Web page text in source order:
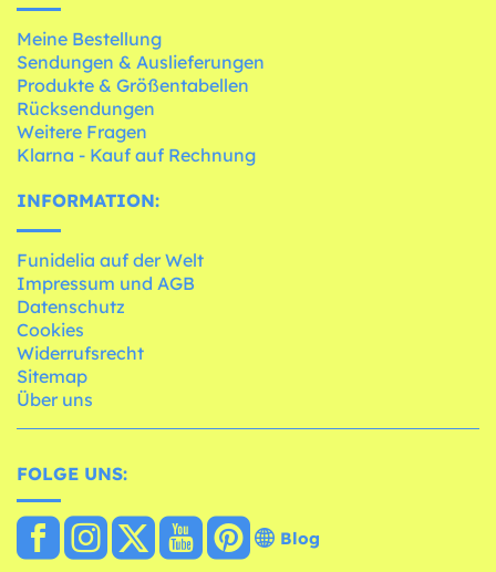
Meine Bestellung
Sendungen & Auslieferungen
Produkte & Größentabellen
Rücksendungen
Weitere Fragen
Klarna - Kauf auf Rechnung
INFORMATION:
Funidelia auf der Welt
Impressum und AGB
Datenschutz
Cookies
Widerrufsrecht
Sitemap
Über uns
FOLGE UNS:
Blog